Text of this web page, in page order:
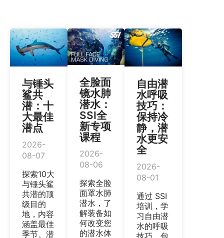
与锤头
鲨共
潜：十
大最佳
潜点
2026-
08-07
探索10大
与锤头鲨
共潜的顶
级目的
地，内容
涵盖最佳
季节、潜
全脸面
镜水肺
潜水：
SSI全
新专项
课程
2026-
08-06
探索全脸
面罩水肺
潜水，了
解装备如
何改变您
的潜水体
自由潜
水呼吸
技巧：
保持冷
静，潜
水更安
全
2026-
08-01
通过 SSI
培训，学
习自由潜
水的呼吸
技巧，包